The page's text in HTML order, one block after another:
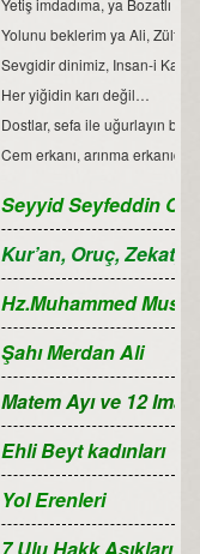
Yetiş imdadıma, ya Bozatlı Hızır!
Yolunu beklerim ya Ali,
Sevgidir dinimiz, Insan-i Kamil
Her yiğidin karı değil…
Dostlar, sefa ile uğurlayın bizi…
Cem erkanı, arınma erkanıdır…
Seyyid Seyfeddin
Kur’an, Oruç, Zekat,
Hz.Muhammed Mustafa
Şahı Merdan Ali
Matem Ayı ve 12
Ehli Beyt kadınları
Yol Erenleri